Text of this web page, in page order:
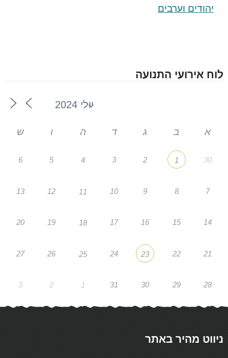
יהודים וערבים
לוח אירועי התנועה
א ב ג ד ה ו ש
30
1
2
3
4
5
6
7
8
9
10
11
12
13
14
15
16
17
18
19
20
21
22
23
24
25
26
27
28
29
30
31
1
2
3
ניווט מהיר באתר